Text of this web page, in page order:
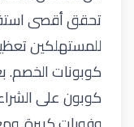
تحقق أقصى
للمستهلكين
كوبونات الخصم.
كوبون على